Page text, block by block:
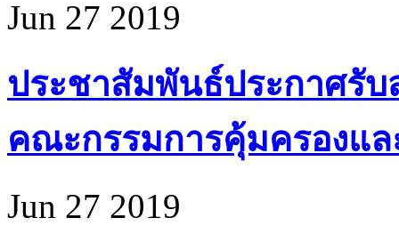
Jun 27 2019
ประชาสัมพันธ์ประกาศรั
คณะกรรมการคุ้มครองแ
Jun 27 2019